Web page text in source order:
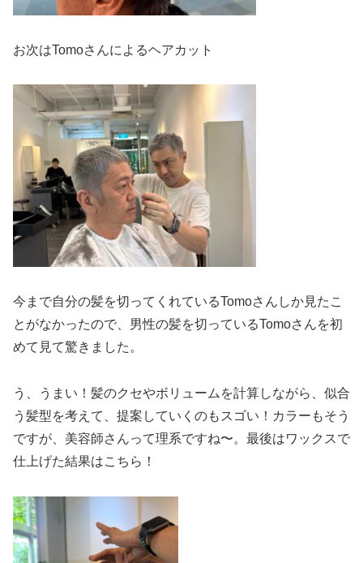
お次はTomoさんによるヘアカット
今まで自分の髪を切ってくれているTomoさんしか見たこ
とがなかったので、男性の髪を切っているTomoさんを初
めて見て驚きました。
う、うまい！髪のクセやボリュームを計算しながら、似合
う髪型を考えて、提案していくのもスゴい！カラーもそう
ですが、美容師さんって理系ですね〜。最後はワックスで
仕上げた結果はこちら！